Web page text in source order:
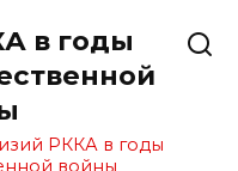
в годы
РККА в годы
войны